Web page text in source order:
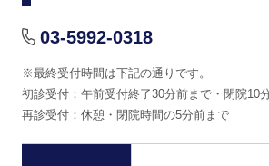
03-5992-0318
※最終受付時間は下記の通りです。
初診受付：午前受付終了30分前まで・閉院10
再診受付：休憩・閉院時間の5分前まで